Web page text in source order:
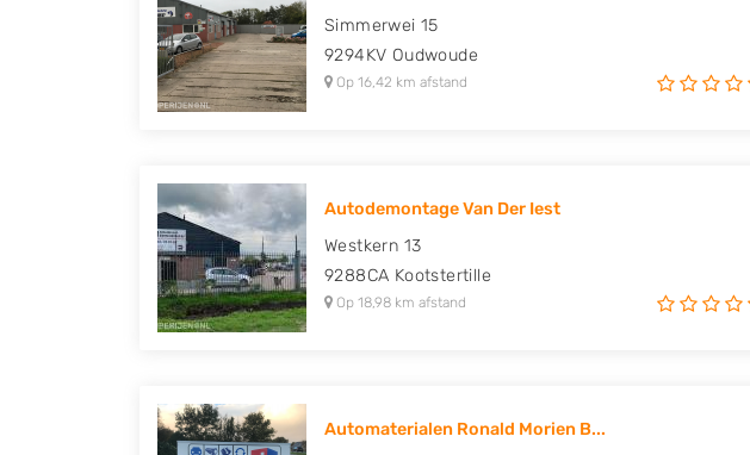
Simmerwei 15
9294KV Oudwoude
Op 16,42 km afstand
Autodemontage Van Der Iest
Westkern 13
9288CA Kootstertille
Op 18,98 km afstand
Automaterialen Ronald Morien B...